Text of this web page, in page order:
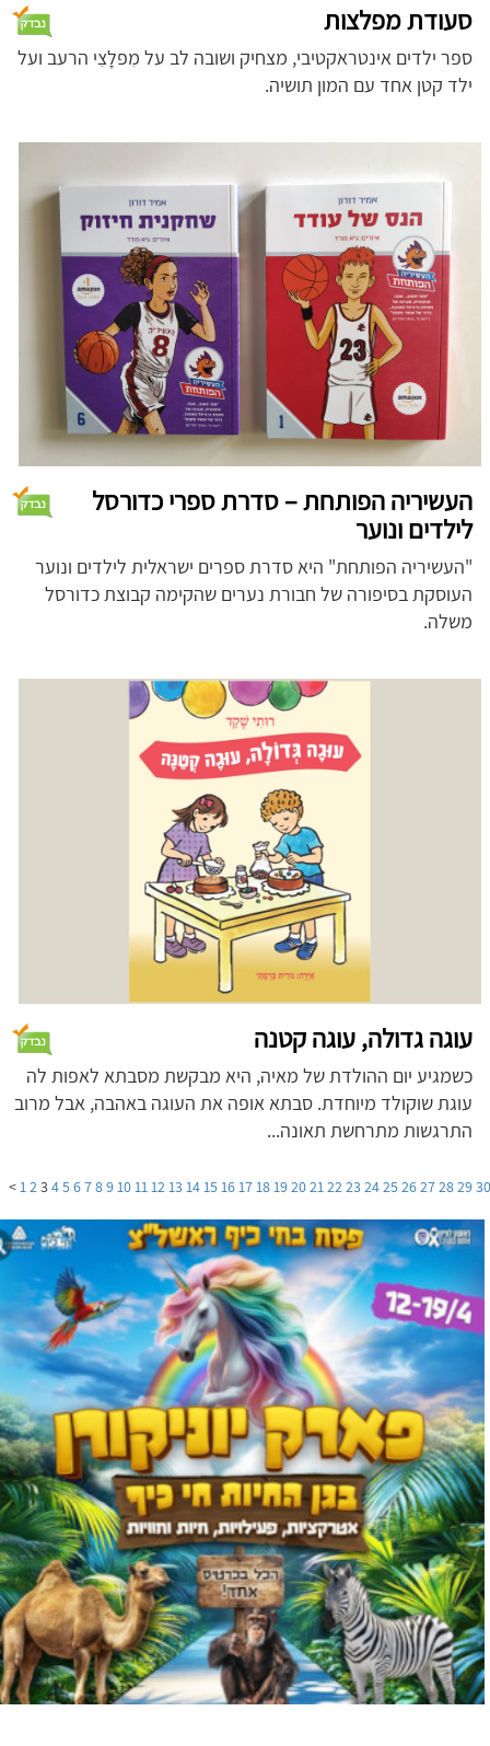
סעודת מפלצות
ספר ילדים אינטראקטיבי, מצחיק ושובה לב על מִפלָצִי הרעב ועל
ילד קטן אחד עם המון תושיה.
העשיריה הפותחת – סדרת ספרי כדורסל
לילדים ונוער
"העשיריה הפותחת" היא סדרת ספרים ישראלית לילדים ונוער
העוסקת בסיפורה של חבורת נערים שהקימה קבוצת כדורסל
משלה.
עוגה גדולה, עוגה קטנה
כשמגיע יום ההולדת של מאיה, היא מבקשת מסבתא לאפות לה
עוגת שוקולד מיוחדת. סבתא אופה את העוגה באהבה, אבל מרוב
התרגשות מתרחשת תאונה...
123456789101112131415161718192021222324252627282930
>